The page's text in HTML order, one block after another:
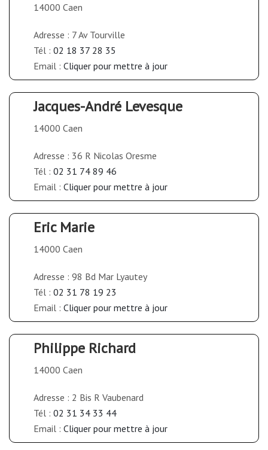
14000 Caen
Adresse : 7 Av Tourville
Tél : 02 18 37 28 35
Email : Cliquer pour mettre à jour
Jacques-André Levesque
14000 Caen
Adresse : 36 R Nicolas Oresme
Tél : 02 31 74 89 46
Email : Cliquer pour mettre à jour
Eric Marie
14000 Caen
Adresse : 98 Bd Mar Lyautey
Tél : 02 31 78 19 23
Email : Cliquer pour mettre à jour
Philippe Richard
14000 Caen
Adresse : 2 Bis R Vaubenard
Tél : 02 31 34 33 44
Email : Cliquer pour mettre à jour